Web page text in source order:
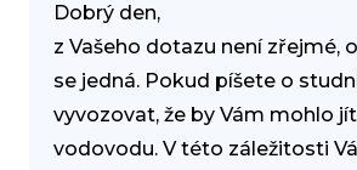
Dobrý den,
z Vašeho dotazu není zřejmé,
se jedná. Pokud píšete o
vyvozovat, že by Vám mohlo
vodovodu. V této záležitosti